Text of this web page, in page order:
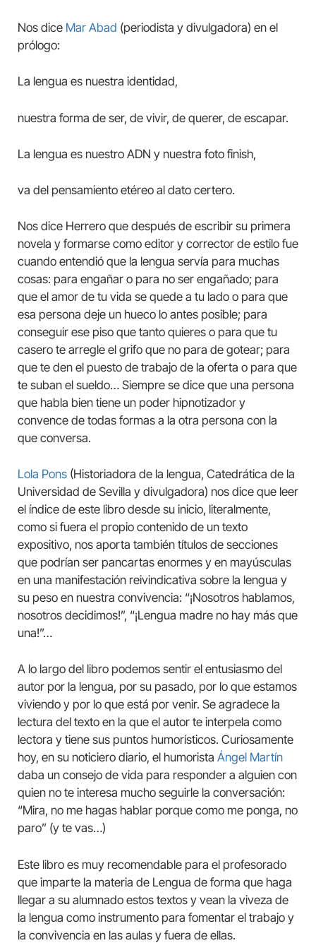
Nos dice Mar Abad (periodista y divulgadora) en el
prólogo:
La lengua es nuestra identidad,
nuestra forma de ser, de vivir, de querer, de escapar.
La lengua es nuestro ADN y nuestra foto finish,
va del pensamiento etéreo al dato certero.
Nos dice Herrero que después de escribir su primera
novela y formarse como editor y corrector de estilo fue
cuando entendió que la lengua servía para muchas
cosas: para engañar o para no ser engañado; para
que el amor de tu vida se quede a tu lado o para que
esa persona deje un hueco lo antes posible; para
conseguir ese piso que tanto quieres o para que tu
casero te arregle el grifo que no para de gotear; para
que te den el puesto de trabajo de la oferta o para que
te suban el sueldo… Siempre se dice que una persona
que habla bien tiene un poder hipnotizador y
convence de todas formas a la otra persona con la
que conversa.
Lola Pons (Historiadora de la lengua, Catedrática de la
Universidad de Sevilla y divulgadora) nos dice que leer
el índice de este libro desde su inicio, literalmente,
como si fuera el propio contenido de un texto
expositivo, nos aporta también títulos de secciones
que podrían ser pancartas enormes y en mayúsculas
en una manifestación reivindicativa sobre la lengua y
su peso en nuestra convivencia: “¡Nosotros hablamos,
nosotros decidimos!”, “¡Lengua madre no hay más que
una!”…
A lo largo del libro podemos sentir el entusiasmo del
autor por la lengua, por su pasado, por lo que estamos
viviendo y por lo que está por venir. Se agradece la
lectura del texto en la que el autor te interpela como
lectora y tiene sus puntos humorísticos. Curiosamente
hoy, en su noticiero diario, el humorista Ángel Martín
daba un consejo de vida para responder a alguien con
quien no te interesa mucho seguirle la conversación:
“Mira, no me hagas hablar porque como me ponga, no
paro” (y te vas…)
Este libro es muy recomendable para el profesorado
que imparte la materia de Lengua de forma que haga
llegar a su alumnado estos textos y vean la viveza de
la lengua como instrumento para fomentar el trabajo y
la convivencia en las aulas y fuera de ellas.